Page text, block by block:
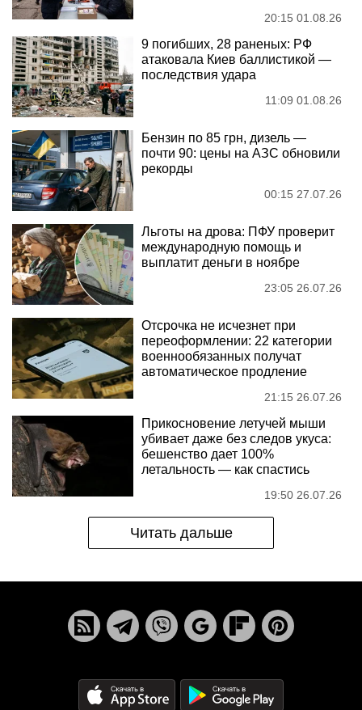
20:15 01.08.26
9 погибших, 28 раненых: РФ
атаковала Киев баллистикой —
последствия удара
11:09 01.08.26
Бензин по 85 грн, дизель —
почти 90: цены на АЗС обновили
рекорды
00:15 27.07.26
Льготы на дрова: ПФУ проверит
международную помощь и
выплатит деньги в ноябре
23:05 26.07.26
Отсрочка не исчезнет при
переоформлении: 22 категории
военнообязанных получат
автоматическое продление
21:15 26.07.26
Прикосновение летучей мыши
убивает даже без следов укуса:
бешенство дает 100%
летальность — как спастись
19:50 26.07.26
Читать дальше